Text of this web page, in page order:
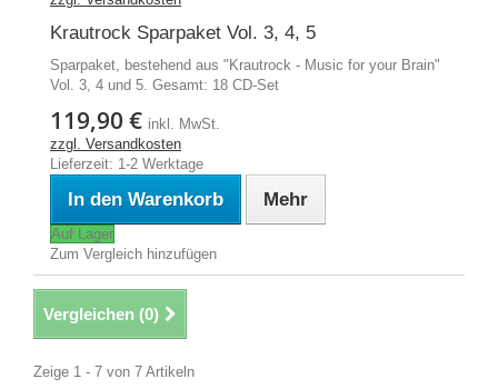
Krautrock Sparpaket Vol. 3, 4, 5
Sparpaket, bestehend aus "Krautrock - Music for your Brain"
Vol. 3, 4 und 5. Gesamt: 18 CD-Set
119,90 € inkl. MwSt.
zzgl. Versandkosten
Lieferzeit: 1-2 Werktage
In den Warenkorb Mehr
Auf Lager
Zum Vergleich hinzufügen
Vergleichen (0)
Zeige 1 - 7 von 7 Artikeln